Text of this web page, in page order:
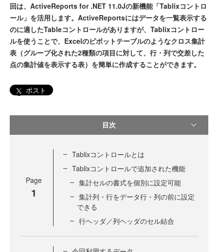
回は、ActiveReports for .NET 11.0Jの新機能「Tablixコントロ
ール」を活用します。ActiveReportsにはデータを一覧表示する
のに適したTableコントロールがありますが、Tablixコントロー
ルを使うことで、Excelのピボットテーブルのようなクロス集計
表（グループ化された2種類の項目に対して、行・列で交差した
点の集計値を表示する表）を簡単に作成することができます。
ポスト
目次
Page
1
Tablixコントロールとは
Tablixコントロールで追加された機能
集計セルの書式を個別に設定可能
集計列・行をデータ行・列の前に設定
できる
行ヘッダ／列ヘッダのセル結合